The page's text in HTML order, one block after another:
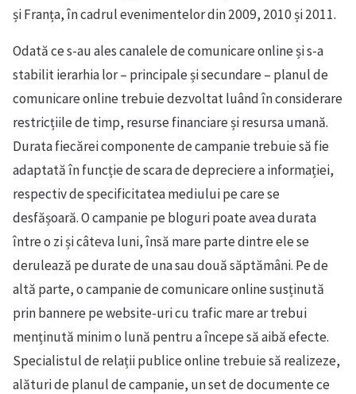
și Franța, în cadrul evenimentelor din 2009, 2010 și 2011.
Odată ce s-au ales canalele de comunicare online și s-a
stabilit ierarhia lor – principale și secundare – planul de
comunicare online trebuie dezvoltat luând în considerare
restricțiile de timp, resurse financiare și resursa umană.
Durata fiecărei componente de campanie trebuie să fie
adaptată în funcție de scara de depreciere a informației,
respectiv de specificitatea mediului pe care se
desfășoară. O campanie pe bloguri poate avea durata
între o zi și câteva luni, însă mare parte dintre ele se
derulează pe durate de una sau două săptămâni. Pe de
altă parte, o campanie de comunicare online susținută
prin bannere pe website-uri cu trafic mare ar trebui
menținută minim o lună pentru a începe să aibă efecte.
Specialistul de relații publice online trebuie să realizeze,
alături de planul de campanie, un set de documente ce